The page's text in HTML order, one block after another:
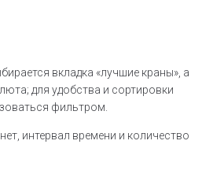
вкладка «лучшие краны», а
для удобства и сортировки
фильтром.
интервал времени и количество